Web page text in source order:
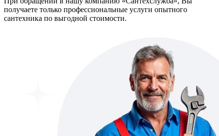
получаете только профессиональные услуги опытного
сантехника по выгодной стоимости.